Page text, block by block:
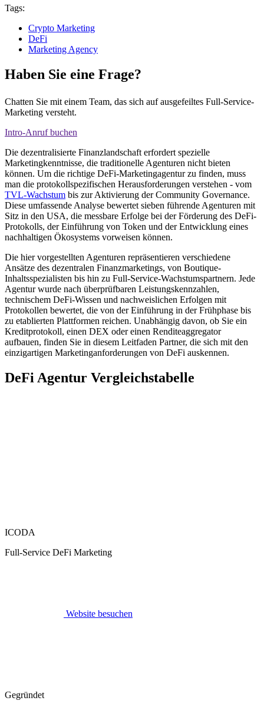
Tags:
Crypto Marketing
DeFi
Marketing Agency
Haben Sie eine Frage?
Chatten Sie mit einem Team, das sich auf ausgefeiltes Full-Service-
Marketing versteht.
Intro-Anruf buchen
Die dezentralisierte Finanzlandschaft erfordert spezielle
Marketingkenntnisse, die traditionelle Agenturen nicht bieten
können. Um die richtige DeFi-Marketingagentur zu finden, muss
man die protokollspezifischen Herausforderungen verstehen - vom
TVL-Wachstum bis zur Aktivierung der Community Governance.
Diese umfassende Analyse bewertet sieben führende Agenturen mit
Sitz in den USA, die messbare Erfolge bei der Förderung des DeFi-
Protokolls, der Einführung von Token und der Entwicklung eines
nachhaltigen Ökosystems vorweisen können.
Die hier vorgestellten Agenturen repräsentieren verschiedene
Ansätze des dezentralen Finanzmarketings, von Boutique-
Inhaltsspezialisten bis hin zu Full-Service-Wachstumspartnern. Jede
Agentur wurde nach überprüfbaren Leistungskennzahlen,
technischem DeFi-Wissen und nachweislichen Erfolgen mit
Protokollen bewertet, die von der Einführung in der Frühphase bis
zu etablierten Plattformen reichen. Unabhängig davon, ob Sie ein
Kreditprotokoll, einen DEX oder einen Renditeaggregator
aufbauen, finden Sie in diesem Leitfaden Partner, die sich mit den
einzigartigen Marketinganforderungen von DeFi auskennen.
DeFi Agentur Vergleichstabelle
ICODA
Full-Service DeFi Marketing
Website besuchen
Gegründet